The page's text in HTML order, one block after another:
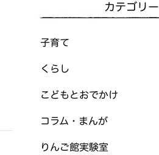
カテゴリー
子育て
くらし
こどもとおでかけ
コラム・まんが
りんご館実験室